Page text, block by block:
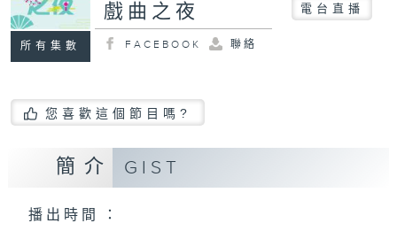
所有集數
戲曲之夜 電台直播
FACEBOOK 聯絡
您喜歡這個節目嗎?
簡介 GIST
播 出 時 間 ：